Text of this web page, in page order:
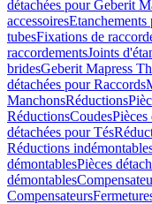
détachées pour Geberit
accessoiresEtanchements
tubesFixations de
raccordementsJoints
bridesGeberit Mapress
détachées pour Raccords
ManchonsRéductions
RéductionsCoudesPièces
détachées pour Tés
Réductions
démontablesPièces
démontables
Compensateurs